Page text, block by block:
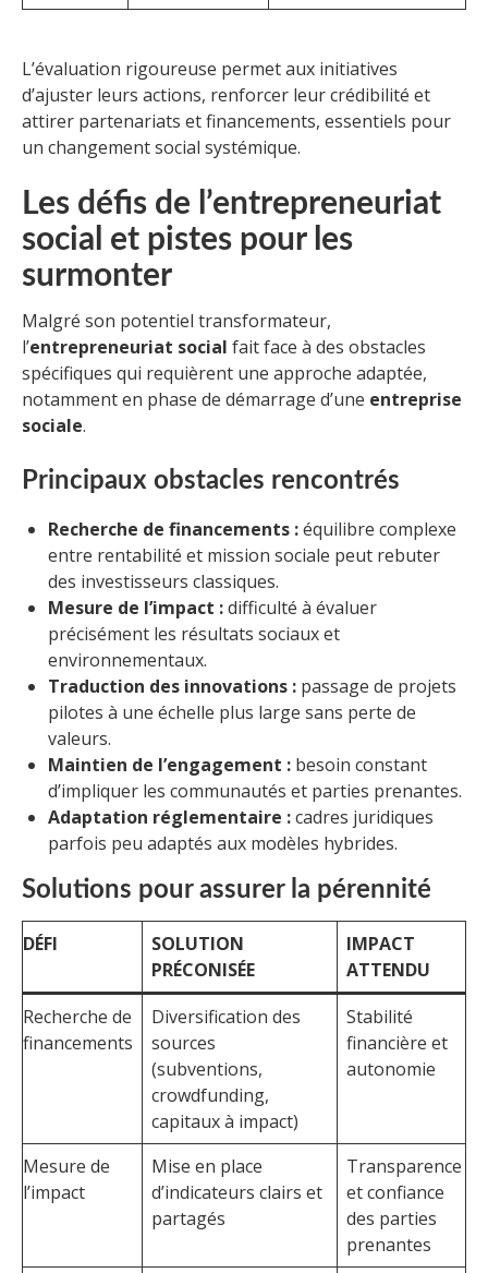
L’évaluation rigoureuse permet aux initiatives
d’ajuster leurs actions, renforcer leur crédibilité et
attirer partenariats et financements, essentiels pour
un changement social systémique.
Les défis de l’entrepreneuriat
social et pistes pour les
surmonter
Malgré son potentiel transformateur,
l’entrepreneuriat social fait face à des obstacles
spécifiques qui requièrent une approche adaptée,
notamment en phase de démarrage d’une entreprise
sociale.
Principaux obstacles rencontrés
Recherche de financements :équilibre complexe
entre rentabilité et mission sociale peut rebuter
des investisseurs classiques.
Mesure de l’impact :difficulté à évaluer
précisément les résultats sociaux et
environnementaux.
Traduction des innovations : passage de projets
pilotes à une échelle plus large sans perte de
valeurs.
Maintien de l’engagement : besoin constant
d’impliquer les communautés et parties prenantes.
Adaptation réglementaire :cadres juridiques
parfois peu adaptés aux modèles hybrides.
Solutions pour assurer la pérennité
DÉFI
SOLUTION
PRÉCONISÉE
IMPACT
ATTENDU
Recherche de
financements
Diversification des
sources
(subventions,
crowdfunding,
capitaux à impact)
Stabilité
financière et
autonomie
Mesure de
l’impact
Mise en place
d’indicateurs clairs et
partagés
Transparence
et confiance
des parties
prenantes